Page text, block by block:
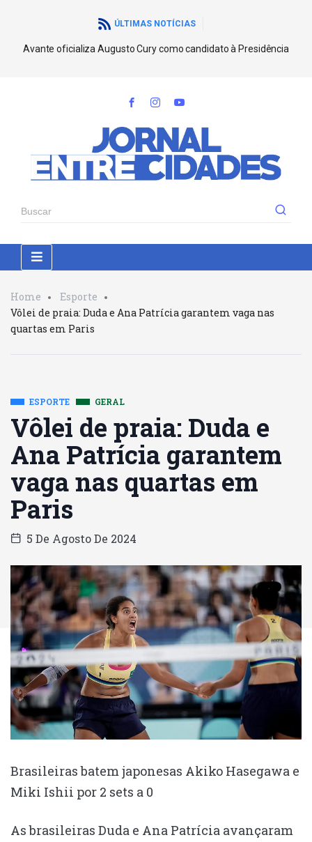
ÚLTIMAS NOTÍCIAS
Avante oficializa Augusto Cury como candidato à Presidência
Home
Esporte
Vôlei de praia: Duda e Ana Patrícia garantem vaga nas
quartas em Paris
ESPORTE GERAL
Vôlei de praia: Duda e
Ana Patrícia garantem
vaga nas quartas em
Paris
5 De Agosto De 2024
Brasileiras batem japonesas Akiko Hasegawa e
Miki Ishii por 2 sets a 0
As brasileiras Duda e Ana Patrícia avançaram